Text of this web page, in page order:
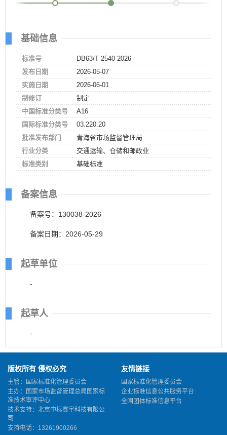
基础信息
标准号
DB63/T 2540-2026
发布日期
2026-05-07
实施日期
2026-06-01
制修订
制定
中国标准分类号
A16
国际标准分类号
03.220.20
批准发布部门
青海省市场监督管理局
行业分类
交通运输、仓储和邮政业
标准类别
基础标准
备案信息
备案号：130038-2026
备案日期：2026-05-29
起草单位
-
起草人
-
版权所有 侵权必究
主管：国家标准化管理委员会
主办：国家市场监督管理总局国家标
准技术审评中心
技术支持：北京中标赛宇科技有限公
司
支持电话：13261900266
友情链接
国家标准化管理委员会
企业标准信息公共服务平台
全国团体标准信息平台